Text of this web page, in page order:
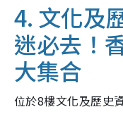
4. 文化及
迷必去！
大集合
位於8樓文化及歷史